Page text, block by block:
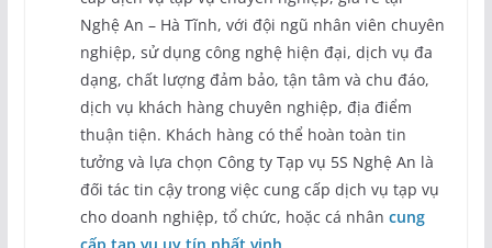
Nghệ An – Hà Tĩnh, với đội ngũ nhân viên chuyên
nghiệp, sử dụng công nghệ hiện đại, dịch vụ đa
dạng, chất lượng đảm bảo, tận tâm và chu đáo,
dịch vụ khách hàng chuyên nghiệp, địa điểm
thuận tiện. Khách hàng có thể hoàn toàn tin
tưởng và lựa chọn Công ty Tạp vụ 5S Nghệ An là
đối tác tin cậy trong việc cung cấp dịch vụ tạp vụ
cho doanh nghiệp, tổ chức, hoặc cá nhân cung